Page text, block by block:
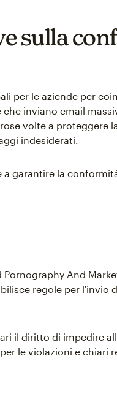
sulla
per le aziende per
inviano email
volte a proteggere
indesiderati.
garantire la
And
regole per l'invio
il diritto di impedire
le violazioni e chiari